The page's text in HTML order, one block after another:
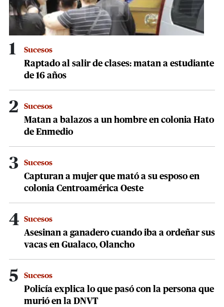
1 Sucesos
Raptado al salir de clases: matan a estudiante
de 16 años
2 Sucesos
Matan a balazos a un hombre en colonia Hato
de Enmedio
3 Sucesos
Capturan a mujer que mató a su esposo en
colonia Centroamérica Oeste
4 Sucesos
Asesinan a ganadero cuando iba a ordeñar sus
vacas en Gualaco, Olancho
5 Sucesos
Policía explica lo que pasó con la persona que
murió en la DNVT